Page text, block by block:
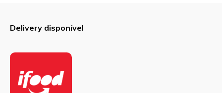
Delivery disponível